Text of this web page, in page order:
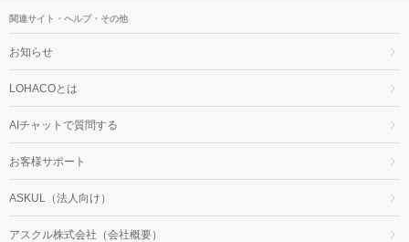
関連サイト・ヘルプ・その他
お知らせ
LOHACOとは
AIチャットで質問する
お客様サポート
ASKUL（法人向け）
アスクル株式会社（会社概要）